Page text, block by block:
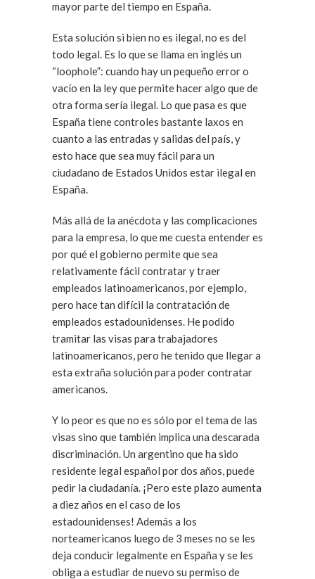
mayor parte del tiempo en España.
Esta solución si bien no es ilegal, no es del
todo legal. Es lo que se llama en inglés un
“loophole”: cuando hay un pequeño error o
vacío en la ley que permite hacer algo que de
otra forma sería ilegal. Lo que pasa es que
España tiene controles bastante laxos en
cuanto a las entradas y salidas del país, y
esto hace que sea muy fácil para un
ciudadano de Estados Unidos estar ilegal en
España.
Más allá de la anécdota y las complicaciones
para la empresa, lo que me cuesta entender es
por qué el gobierno permite que sea
relativamente fácil contratar y traer
empleados latinoamericanos, por ejemplo,
pero hace tan difícil la contratación de
empleados estadounidenses. He podido
tramitar las visas para trabajadores
latinoamericanos, pero he tenido que llegar a
esta extraña solución para poder contratar
americanos.
Y lo peor es que no es sólo por el tema de las
visas sino que también implica una descarada
discriminación. Un argentino que ha sido
residente legal español por dos años, puede
pedir la ciudadanía. ¡Pero este plazo aumenta
a diez años en el caso de los
estadounidenses! Además a los
norteamericanos luego de 3 meses no se les
deja conducir legalmente en España y se les
obliga a estudiar de nuevo su permiso de